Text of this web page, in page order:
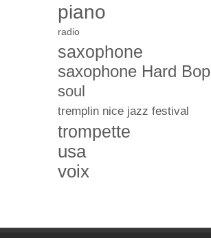
piano
radio
saxophone
saxophone Hard Bop
soul
tremplin nice jazz festival
trompette
usa
voix